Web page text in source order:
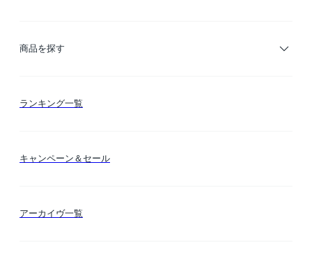
ご利用ガイド
商品を探す
カテゴリー検索
ランキング一覧
キャンペーン＆セール
アーカイヴ一覧